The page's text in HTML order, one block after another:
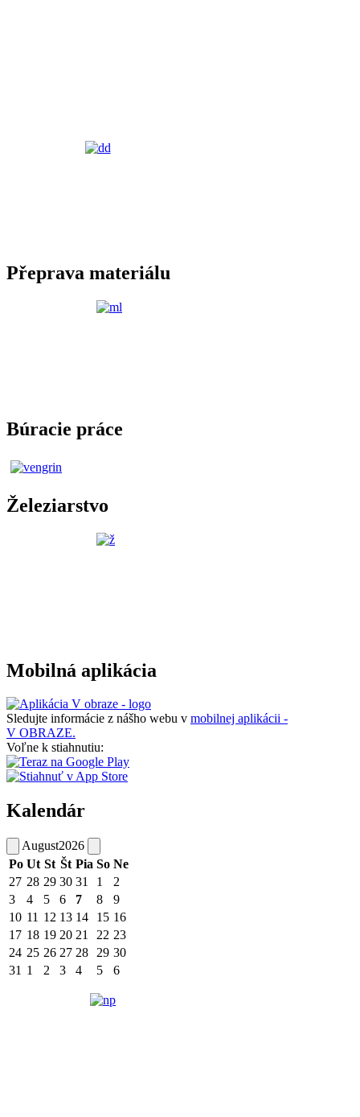
Přeprava materiálu
Búracie práce
Železiarstvo
Mobilná aplikácia
Sledujte informácie z nášho webu v mobilnej aplikácii -
V OBRAZE.
Voľne k stiahnutiu:
Kalendár
August2026
Po Ut St Št Pia So Ne
27 28 29 30 31 1
2
3
4 5 6 7 8
9
10 11 12 13 14 15 16
17 18 19 20 21 22 23
24 25 26 27 28 29 30
31 1 2 3 4 5 6